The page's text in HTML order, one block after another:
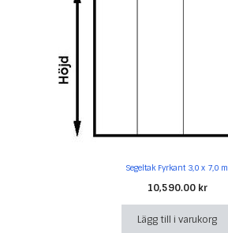
Segeltak Fyrkant 3,0 x 7,0 m
10,590.00 kr
Lägg till i varukorg